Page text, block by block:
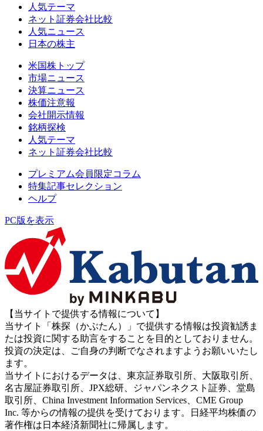
人気テーマ
ネット証券会社比較
人気ニュース
日本の株主
米国株トップ
市場ニュース
決算ニュース
株価注意報
会社開示情報
銘柄探検
人気テーマ
ネット証券会社比較
プレミアム会員限定コラム
特集記事セレクション
ヘルプ
PC版を表示
【当サイトで提供する情報について】
当サイト「株探（かぶたん）」で提供する情報は投資勧誘ま
たは投資に関する助言をすることを目的としておりません。
投資の決定は、ご自身の判断でなされますようお願いいたし
ます。
当サイトにおけるデータは、東京証券取引所、大阪取引所、
名古屋証券取引所、JPX総研、ジャパンネクスト証券、堂島
取引所、China Investment Information Services、CME Group
Inc. 等からの情報の提供を受けております。日経平均株価の
著作権は日本経済新聞社に帰属します。